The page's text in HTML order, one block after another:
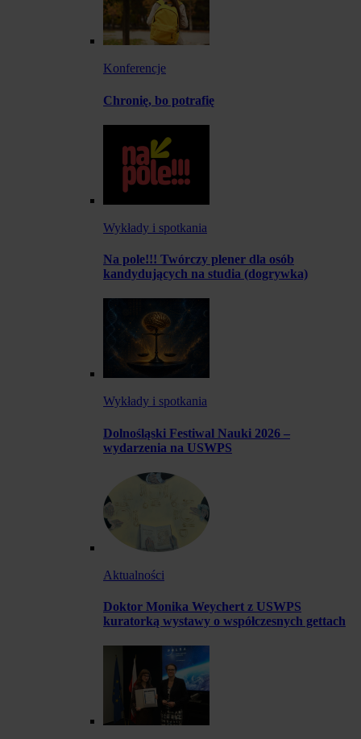
Konferencje
Chronię, bo potrafię
Wykłady i spotkania
Na pole!!! Twórczy plener dla osób
kandydujących na studia (dogrywka)
Wykłady i spotkania
Dolnośląski Festiwal Nauki 2026 –
wydarzenia na USWPS
Aktualności
Doktor Monika Weychert z USWPS
kuratorką wystawy o współczesnych gettach